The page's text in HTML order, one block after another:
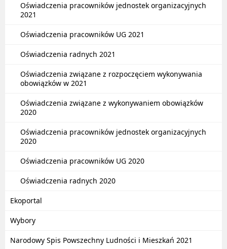
Oświadczenia pracowników jednostek organizacyjnych
2021
Oświadczenia pracowników UG 2021
Oświadczenia radnych 2021
Oświadczenia związane z rozpoczęciem wykonywania
obowiązków w 2021
Oświadczenia związane z wykonywaniem obowiązków
2020
Oświadczenia pracowników jednostek organizacyjnych
2020
Oświadczenia pracowników UG 2020
Oświadczenia radnych 2020
Ekoportal
Wybory
Narodowy Spis Powszechny Ludności i Mieszkań 2021